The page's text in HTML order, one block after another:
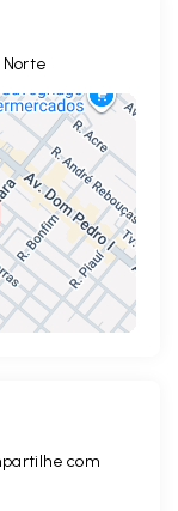
Norte
com